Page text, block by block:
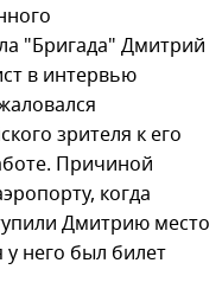
"Бригада" Дмитрий
в интервью
зрителя к его
Причиной
когда
Дмитрию место
него был билет